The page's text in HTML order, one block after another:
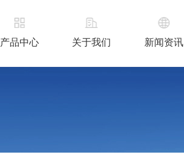
产品中心 关于我们 新闻资讯